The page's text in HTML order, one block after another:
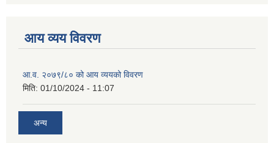
आय व्यय विवरण
आ.व. २०७९/८० को आय व्ययको विवरण
मिति: 01/10/2024 - 11:07
अन्य